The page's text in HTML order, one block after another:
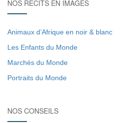
NOS RÉCITS EN IMAGES
Animaux d’Afrique en noir & blanc
Les Enfants du Monde
Marchés du Monde
Portraits du Monde
NOS CONSEILS